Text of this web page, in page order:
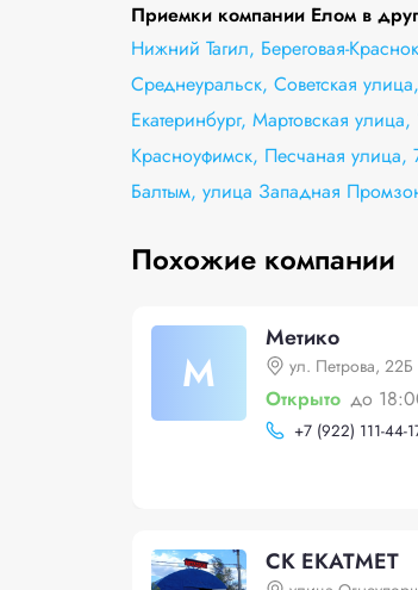
Приемки компании Елом в
Нижний Тагил, Береговая-
Среднеуральск, Советская
Екатеринбург, Мартовская улица,
Красноуфимск, Песчаная улица,
Балтым, улица Западная
Похожие компании
М
Метико
ул. Петрова, 22Б
Открыто до
+7 (922) 111-44-
СК ЕКАТМЕТ